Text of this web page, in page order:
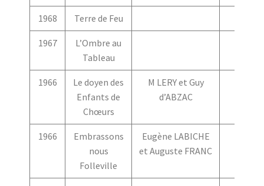
1968 Terre de Feu
1967
L’Ombre au
Tableau
1966
Le doyen des
Enfants de
Chœurs
M LERY et Guy
d’ABZAC
1966
Embrassons
nous
Folleville
Eugène LABICHE
et Auguste FRANC